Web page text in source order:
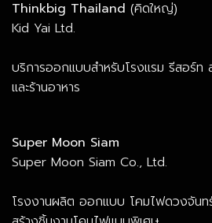
Thinkbig Thailand (คิดใหญ่)
Kid Yai Ltd.
บริการออกแบบสำหรับโรงแรม รีสอร์ท
และร้านอาหาร
Super Moon Siam
Super Moon Siam Co., Ltd.
โรงงานผลิต ออกแบบ โคมไฟดวงจัน